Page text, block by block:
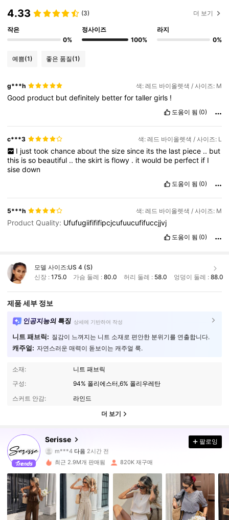
4.33 (3) 더 보기
작은
0%
정사이즈
100%
라지
0%
예쁨(1) 좋은 품질(1)
g***h 색: 레드 바이올렛색 / 사이즈: M
Good product butdefinitely betterfortallergirls !
도움이 됨 (0)
c***3 색: 레드 바이올렛색 / 사이즈: L
I just took chance about the size since its the last piece .. but
this isso beautiful ..theskirt isflowy . itwould be perfect if I
sisedown
도움이 됨 (0)
5***h 색: 레드 바이올렛색 / 사이즈: M
Product Quality: Ufufugiifififipcjcufuucufifuccjjvj
도움이 됨 (0)
모델 사이즈:US 4 (S)
신장 : 175.0 가슴 둘레 :80.0 허리 둘레 : 58.0 엉덩이 둘레 : 88.0
제품 세부 정보
인공지능의 특징 상세에 기반하여 작성
니트 패브릭: 질감이 느껴지는 니트 소재로 편안한 분위기를 연출합니다.
캐주얼: 자연스러운 매력이 돋보이는 캐주얼 룩.
소재:
니트 패브릭
구성:
94% 폴리에스터,6% 폴리우레탄
스커트 안감:
라인드
더 보기
Serisse
m***7가 탐색 중입니다
4.82
497K 팔로워
4.82 497K 팔로워
팔로잉
최근 2.9M개 판매됨 820K 재구매